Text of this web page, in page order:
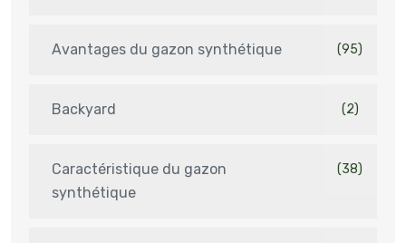
Avantages du gazon synthétique (95)
Backyard (2)
Caractéristique du gazon
synthétique
(38)